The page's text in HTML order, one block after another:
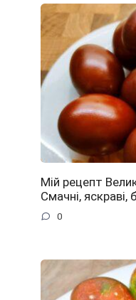
Мій рецепт
Смачні, яскраві,
0